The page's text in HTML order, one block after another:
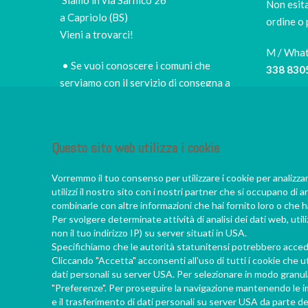
a Capriolo (BS)
Vieni a trovarci!
• Se vuoi conoscere i comuni che
serviamo con il servizio di consegna a
takeaway della zona
accogliete ristorante, a godere di un
vero convivio giapponese
• per scoprire da Francesco e dal suo
staff sempre nuove e appassionanti
chicche sul mondo nipponico
Non
ordine o
M /
338
Questo sito web utilizza i cookie
Vorremmo il tuo consenso per utilizzare i cookie per
utilizzi il nostro sito con i nostri partner che si occupano di
combinarle con altre informazioni che hai fornito loro o che
Per svolgere determinate attività di analisi dei dati web,
non il tuo indirizzo IP) su server situati in USA.
Specifichiamo che le autorità statunitensi potrebbero
Cliccando "Accetta" acconsenti all'uso di tutti i cookie che
dati personali su server USA. Per selezionare in modo
"Preferenze". Per proseguire la navigazione mantenendo
e il trasferimento di dati personali su server USA da parte